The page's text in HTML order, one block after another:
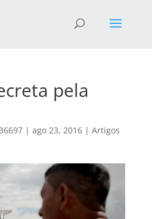
pela
| ago 23, 2016| Artigos